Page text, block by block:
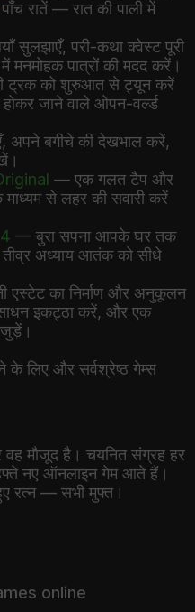
रातें — रात की पाली में
सुलझाएँ, परी-कथा क्वेस्ट पूरी
मनमोहक पात्रों की मदद करें।
ट्रक को शुरुआत से ट्यून करें
जाने वाले ओपन-वर्ल्ड
अपने बगीचे की देखभाल करें,
— एक गलत टैप और
से लहर की सवारी करें
— बुरा सपना आपके घर तक
अध्याय आतंक को सीधे
एस्टेट का निर्माण और अनुकूलन
इकट्ठा करें, और एक
जुड़ें।
के लिए और सर्वश्रेष्ठ गेम्स
वह मौजूद है। चयनित संग्रह हर
नए ऑनलाइन गेम आते हैं।
रत्न — सभी मुफ्त।
online